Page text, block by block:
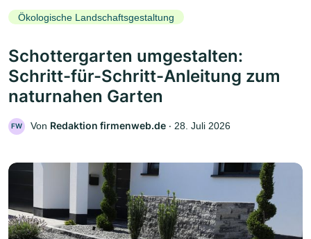
Ökologische Landschaftsgestaltung
Schottergarten umgestalten:
Schritt-für-Schritt-Anleitung zum
naturnahen Garten
FW Von Redaktion firmenweb.de ‧ 28. Juli 2026